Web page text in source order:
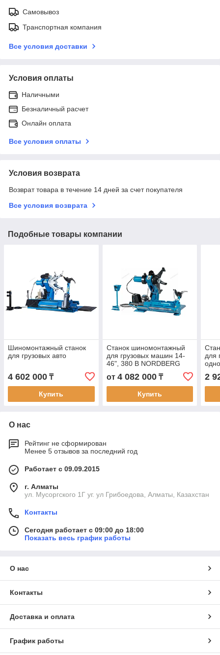
Самовывоз
Транспортная компания
Все условия доставки
Условия оплаты
Наличными
Безналичный расчет
Онлайн оплата
Все условия оплаты
Условия возврата
Возврат товара в течение 14 дней за счет покупателя
Все условия возврата
Подобные товары компании
Шиномонтажный станок
для грузовых авто
4 602 000 ₸
Купить
Станок шиномонтажный
для грузовых машин 14-
46", 380 В NORDBERG
от 4 082 000₸
Купить
для
2
О нас
Рейтинг не сформирован
Менее 5 отзывов за последний год
Работает с 09.09.2015
г. Алматы
ул. Мусоргского 1Г уг. ул Грибоедова, Алматы, Казахстан
Контакты
Сегодня работает с 09:00 до 18:00
Показать весь график работы
О нас
Контакты
Доставка и оплата
График работы